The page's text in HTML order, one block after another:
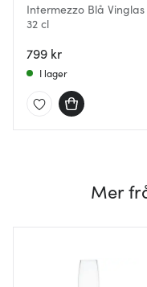
Intermezzo Blå Vinglas
32 cl
799 kr
I lager
Mer